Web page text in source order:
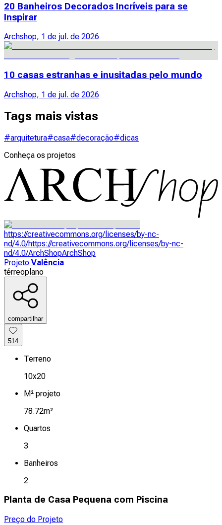
20 Banheiros Decorados Incríveis para se
Inspirar
Archshop, 1 de jul. de 2026
10 casas estranhas e inusitadas pelo mundo
Archshop, 1 de jul. de 2026
Tags mais vistas
#arquitetura#casa#decoração#dicas
Conheça os projetos
https://creativecommons.org/licenses/by-nc-
nd/4.0/https://creativecommons.org/licenses/by-nc-
nd/4.0/ArchShopArchShop
Projeto Valência
térreoplano
compartilhar
514
Terreno
10x20
M² projeto
78.72m²
Quartos
3
Banheiros
2
Planta de Casa Pequena com Piscina
Preço do Projeto